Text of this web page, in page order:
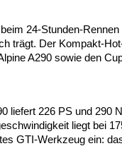
24-Stunden-
trägt. Der Kompakt-
A290 sowie den
liefert 226 PS und 290
liegt bei
GTI-Werkzeug ein: